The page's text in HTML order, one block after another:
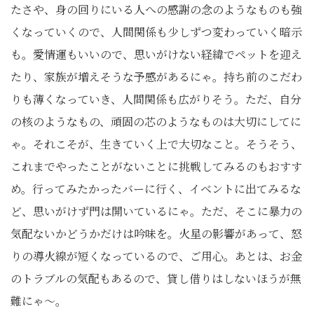
たさや、身の回りにいる人への感謝の念のようなものも強
くなっていくので、人間関係も少しずつ変わっていく暗示
も。愛情運もいいので、思いがけない経緯でペットを迎え
たり、家族が増えそうな予感があるにゃ。持ち前のこだわ
りも薄くなっていき、人間関係も広がりそう。ただ、自分
の核のようなもの、頑固の芯のようなものは大切にしてに
ゃ。それこそが、生きていく上で大切なこと。そうそう、
これまでやったことがないことに挑戦してみるのもおすす
め。行ってみたかったバーに行く、イベントに出てみるな
ど、思いがけず門は開いているにゃ。ただ、そこに暴力の
気配ないかどうかだけは吟味を。火星の影響があって、怒
りの導火線が短くなっているので、ご用心。あとは、お金
のトラブルの気配もあるので、貸し借りはしないほうが無
難にゃ〜。